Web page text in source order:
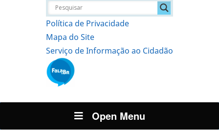
Política de Privacidade
Mapa do Site
Serviço de Informação ao Cidadão
Open Menu